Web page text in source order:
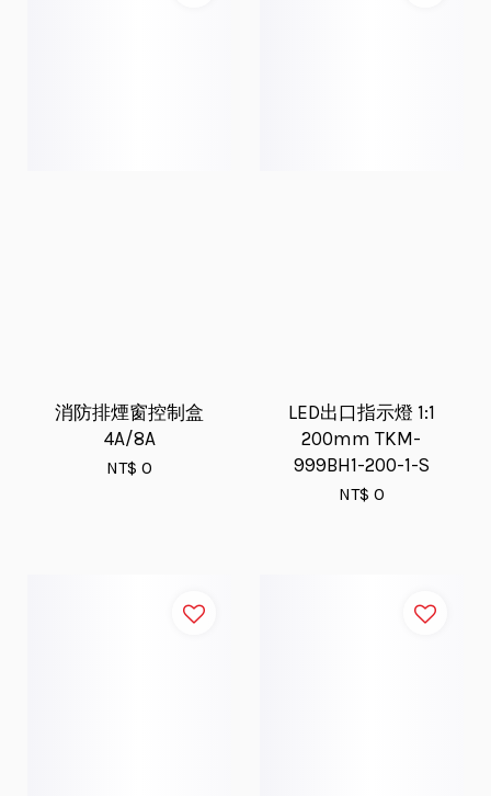
消防排煙窗控制盒
4A/8A
NT$ 0
LED出口指示燈 1:1
200mm TKM-
999BH1-200-1-S
NT$ 0